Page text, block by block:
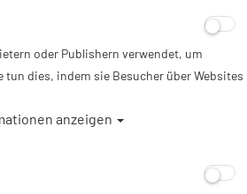
50,00 €*
Herstellerpreis: 50,00 €
Lieferbar in 1-3 Werktagen: lagernd
oder Publishern verwendet, um
tun dies, indem sie Besucher über Websites
anzeigen